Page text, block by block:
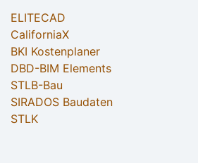
ELITECAD
CaliforniaX
BKI Kostenplaner
DBD-BIM Elements
STLB-Bau
SIRADOS Baudaten
STLK